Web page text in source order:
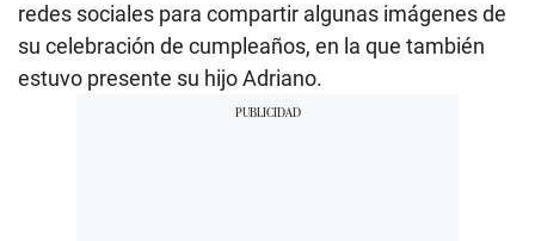
redes sociales para compartir algunas imágenes de
su celebración de cumpleaños, en la que también
estuvo presente su hijo Adriano.